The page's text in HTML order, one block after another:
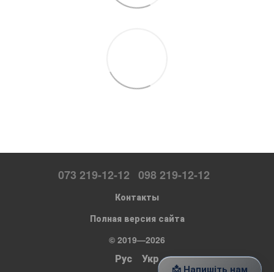
📩 Напишіть нам
073 219-12-12 098 219-12-12
Контакты
Полная версия сайта
© 2019—2026
Рус Укр